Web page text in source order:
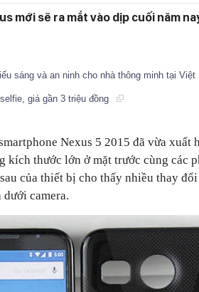
mới sẽ ra mắt vào dịp cuối năm
sáng và an ninh cho nhà thông minh tại Việt
giá gần 3 triệu đồng
Nexus 5 2015 đã vừa xuất
kích thước lớn ở mặt trước cùng các
của thiết bị cho thấy nhiều thay
camera.